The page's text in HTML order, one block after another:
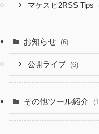
マケスピ2RSS Tips
お知らせ (6)
公開ライブ (6)
その他ツール紹介